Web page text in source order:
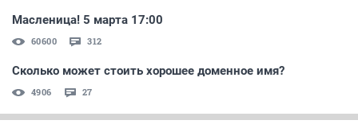
Масленица! 5 марта 17:00
60600 312
Сколько может стоить хорошее доменное имя?
4906 27